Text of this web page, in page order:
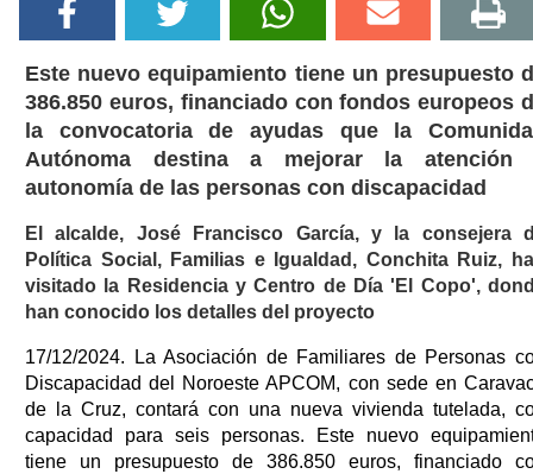
Este nuevo equipamiento tiene un presupuesto
386.850 euros, financiado con fondos europeos
la convocatoria de ayudas que la
Autónoma destina a mejorar la atención
autonomía de las personas con discapacidad
El alcalde, José Francisco García, y la consejera
Política Social, Familias e Igualdad, Conchita Ruiz,
visitado la Residencia y Centro de Día 'El Copo',
han conocido los detalles del proyecto
17/12/2024. La Asociación de Familiares de Personas
Discapacidad del Noroeste APCOM, con sede en
de la Cruz, contará con una nueva vivienda tutelada,
capacidad para seis personas. Este nuevo
tiene un presupuesto de 386.850 euros, financiado